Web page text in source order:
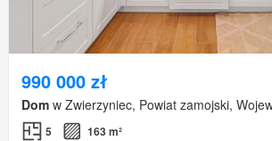
990 000 zł
Dom w Zwierzyniec, Powiat zamojski,
5 163 m²